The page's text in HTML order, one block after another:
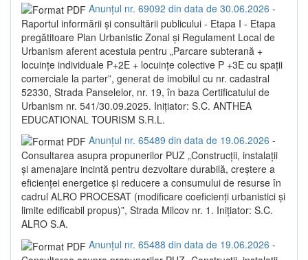
Anunțul nr. 69092 din data de 30.06.2026 -
Raportul informării și consultării publicului - Etapa I - Etapa
pregătitoare Plan Urbanistic Zonal și Regulament Local de
Urbanism aferent acestuia pentru „Parcare subterană +
locuințe individuale P+2E + locuințe colective P +3E cu spații
comerciale la parter”, generat de imobilul cu nr. cadastral
52330, Strada Panselelor, nr. 19, în baza Certificatului de
Urbanism nr. 541/30.09.2025. Inițiator: S.C. ANTHEA
EDUCATIONAL TOURISM S.R.L.
Anunțul nr. 65489 din data de 19.06.2026 -
Consultarea asupra propunerilor PUZ „Construcții, instalații
și amenajare incintă pentru dezvoltare durabilă, creștere a
eficienței energetice și reducere a consumului de resurse în
cadrul ALRO PROCESAT (modificare coeficienți urbanistici și
limite edificabil propus)”, Strada Milcov nr. 1. Inițiator: S.C.
ALRO S.A.
Anunțul nr. 65488 din data de 19.06.2026 -